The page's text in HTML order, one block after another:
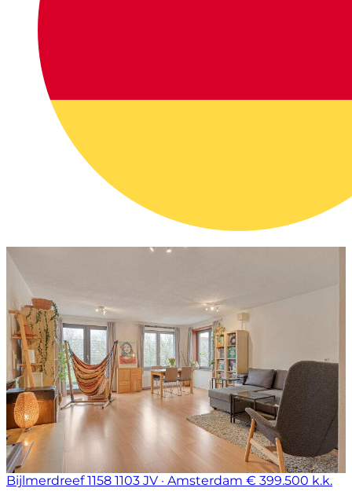
Bijlmerdreef 1158 1103 JV · Amsterdam € 399.500 k.k.